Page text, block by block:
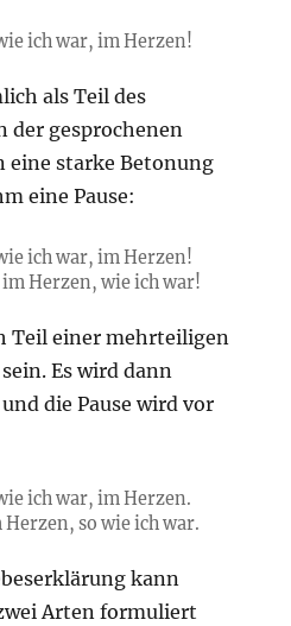
ich war, im Herzen!
als Teil des
der gesprochenen
eine starke Betonung
eine Pause:
ich war, im Herzen!
Herzen, wie ich war!
Teil einer mehrteiligen
Es wird dann
die Pause wird vor
ich war, im Herzen.
so wie ich war.
kann
Arten formuliert